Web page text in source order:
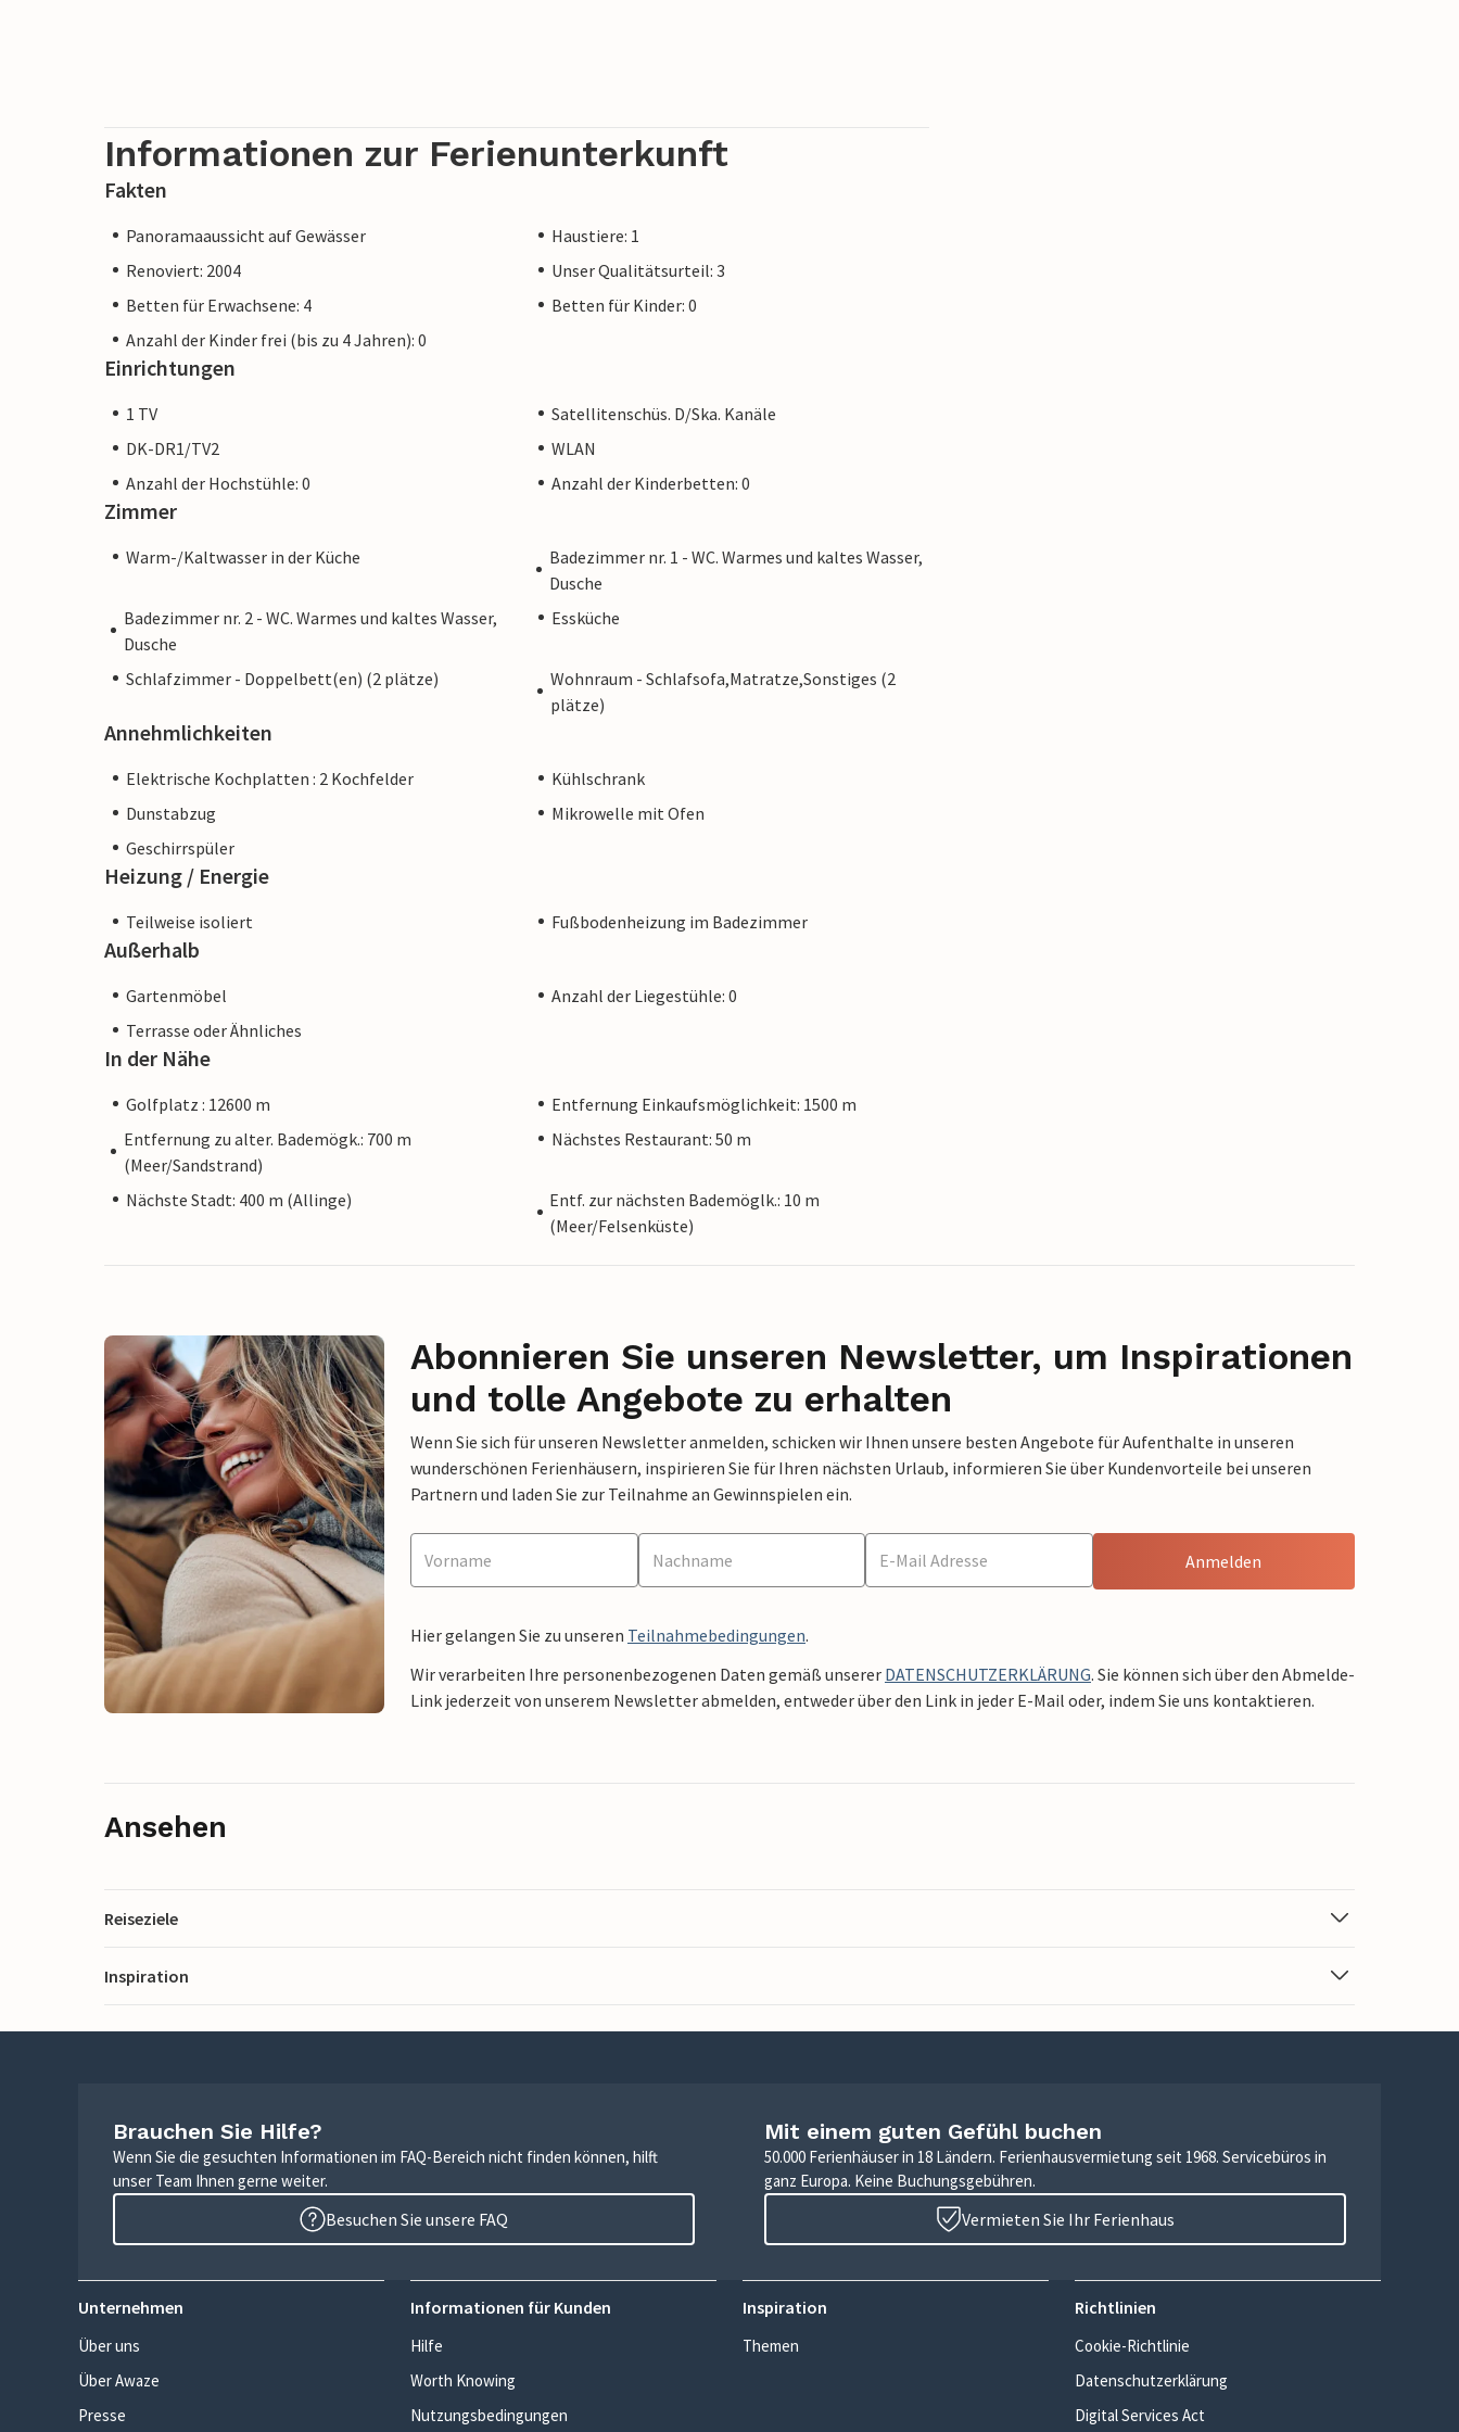
Informationen zur Ferienunterkunft
Fakten
Panoramaaussicht auf Gewässer
Haustiere: 1
Renoviert: 2004
Unser Qualitätsurteil: 3
Betten für Erwachsene: 4
Betten für Kinder: 0
Anzahl der Kinder frei (bis zu 4 Jahren): 0
Einrichtungen
1 TV
Satellitenschüs. D/Ska. Kanäle
DK-DR1/TV2
WLAN
Anzahl der Hochstühle: 0
Anzahl der Kinderbetten: 0
Zimmer
Warm-/Kaltwasser in der Küche
Badezimmer nr. 1 - WC. Warmes und kaltes Wasser,
Dusche
Badezimmer nr. 2 - WC. Warmes und kaltes Wasser,
Dusche
Essküche
Schlafzimmer - Doppelbett(en) (2 plätze)
Wohnraum - Schlafsofa,Matratze,Sonstiges (2
plätze)
Annehmlichkeiten
Elektrische Kochplatten : 2 Kochfelder
Kühlschrank
Dunstabzug
Mikrowelle mit Ofen
Geschirrspüler
Heizung / Energie
Teilweise isoliert Fußbodenheizung im Badezimmer
Außerhalb
Gartenmöbel
Anzahl der Liegestühle: 0
Terrasse oder Ähnliches
In der Nähe
Golfplatz : 12600 m
Entfernung Einkaufsmöglichkeit: 1500 m
Entfernung zu alter. Bademögk.: 700 m
(Meer/Sandstrand)
Nächstes Restaurant: 50 m
Nächste Stadt: 400 m (Allinge)
Entf. zur nächsten Bademöglk.: 10 m
(Meer/Felsenküste)
Abonnieren Sie unseren Newsletter, um Inspirationen
und tolle Angebote zu erhalten
Wenn Sie sich für unseren Newsletter anmelden, schicken wir Ihnen unsere besten Angebote für Aufenthalte in unseren
wunderschönen Ferienhäusern, inspirieren Sie für Ihren nächsten Urlaub, informieren Sie über Kundenvorteile bei unseren
Partnern und laden Sie zur Teilnahme an Gewinnspielen ein.
Anmelden
Hier gelangen Sie zu unseren Teilnahmebedingungen.
Wir verarbeiten Ihre personenbezogenen Daten gemäß unserer DATENSCHUTZERKLÄRUNG. Sie können sich über den Abmelde-
Link jederzeit von unserem Newsletter abmelden, entweder über den Link in jeder E-Mail oder, indem Sie uns kontaktieren.
Ansehen
Reiseziele
Inspiration
Brauchen Sie Hilfe?
Wenn Sie die gesuchten Informationen im FAQ-Bereich nicht finden können, hilft
unser Team Ihnen gerne weiter.
Besuchen Sie unsere FAQ
Mit einem guten Gefühl buchen
50.000 Ferienhäuser in 18 Ländern. Ferienhausvermietung seit 1968. Servicebüros in
ganz Europa. Keine Buchungsgebühren.
Vermieten Sie Ihr Ferienhaus
Unternehmen
Über uns
Über Awaze
Presse
Informationen für Kunden
Hilfe
Worth Knowing
Nutzungsbedingungen
Inspiration
Themen
Richtlinien
Cookie-Richtlinie
Datenschutzerklärung
Digital Services Act